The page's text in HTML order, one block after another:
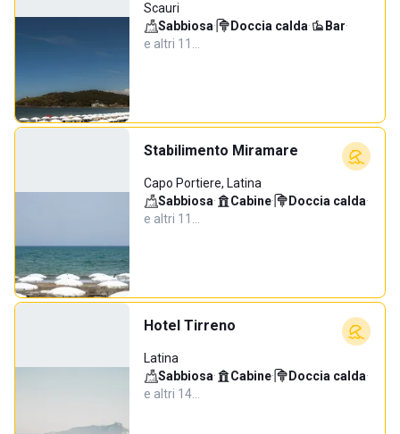
Scauri
Sabbiosa· Doccia calda· Bar·
e altri 11…
Stabilimento Miramare
Capo Portiere, Latina
Sabbiosa· Cabine· Doccia calda·
e altri 11…
Hotel Tirreno
Latina
Sabbiosa· Cabine· Doccia calda·
e altri 14…